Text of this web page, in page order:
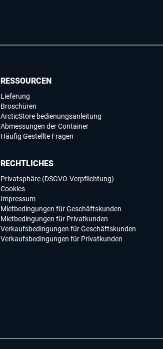
RESSOURCEN
Lieferung
Broschüren
ArcticStore bedienungsanleitung
Abmessungen der Container
Häufig Gestellte Fragen
RECHTLICHES
Privatsphäre (DSGVO-Verpflichtung)
Cookies
Impressum
Mietbedingungen für Geschäftskunden
Mietbedingungen für Privatkunden
Verkaufsbedingungen für Geschäftskunden
Verkaufsbedingungen für Privatkunden